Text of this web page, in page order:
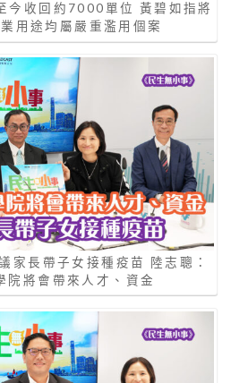
今收回約7000單位 黃碧如指將
用途均屬嚴重濫用個案
家長帶子女接種疫苗 陸志聰：
院將會帶來人才、資金